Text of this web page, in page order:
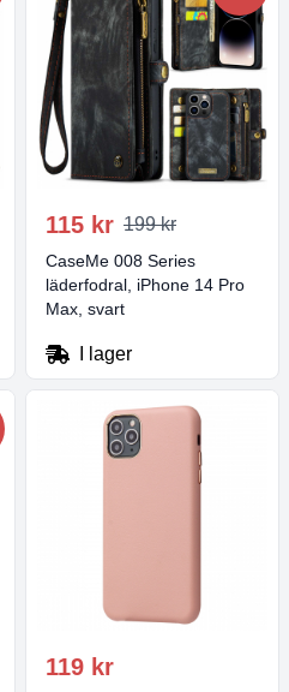
115 kr 199 kr
CaseMe 008 Series
läderfodral, iPhone 14 Pro
Max, svart
I lager
119 kr